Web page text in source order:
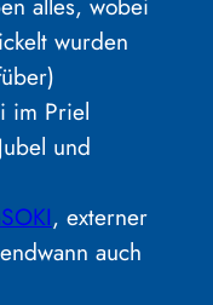
wurden
im Priel
und
, externer
auch